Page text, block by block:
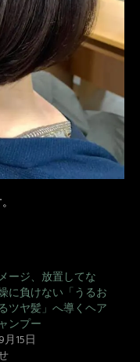
ージ、放置してな
に負けない「うるお
ツヤ髪」へ導くヘア
ンプー
15日